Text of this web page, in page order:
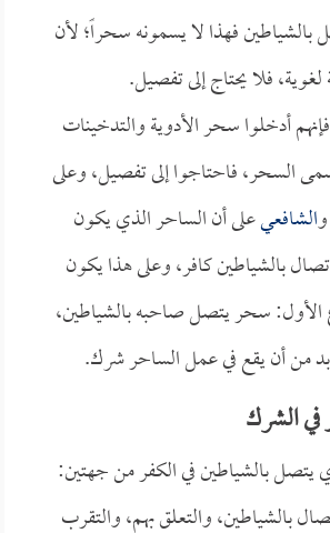
فهذا لا يسمونه سحراً؛ لأن
فلا يحتاج إلى تفصيل.
أدخلوا سحر الأدوية والتدخينات
السحر، فاحتاجوا إلى تفصيل، وعلى
الشافعيعلى أن الساحر الذي يكون
بالشياطين كافر، وعلى هذا يكون
الأول: سحر يتصل صاحبه بالشياطين،
من أن يقع في عمل الساحر شرك.
الشرك
بالشياطين في الكفر من جهتين:
بالشياطين، والتعلق بهم، والتقرب